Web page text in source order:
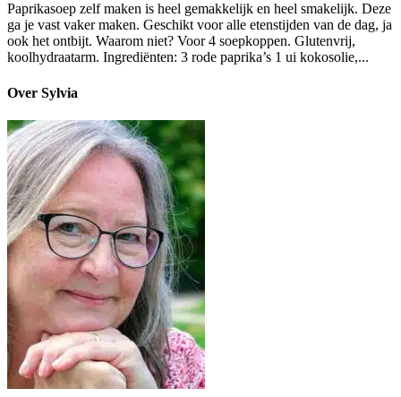
Paprikasoep zelf maken is heel gemakkelijk en heel smakelijk. Deze
ga je vast vaker maken. Geschikt voor alle etenstijden van de dag, ja
ook het ontbijt. Waarom niet? Voor 4 soepkoppen. Glutenvrij,
koolhydraatarm. Ingrediënten: 3 rode paprika’s 1 ui kokosolie,...
Over Sylvia